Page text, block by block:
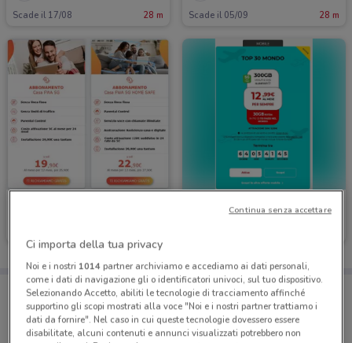
Scade il 17/08 28 m Scade il 05/09 28 m
Iliad
Porta DoveConviene sempre con te!
Puoi trovare le migliori offerte dei negozi vicino a te,
salvarle e creare la tua lista del risparmio, comodamente
dal tuo cellulare.
Ci importa della tua privacy
Noi e i nostri 1014partner archiviamo e accediamo ai dati personali,
come i dati di navigazione gli o identificatori univoci, sul tuo dispositivo.
Selezionando Accetto, abiliti le tecnologie di tracciamento affinché
supportino gli scopi mostrati alla voce "Noi e i nostri partner trattiamo i
dati da fornire". Nel caso in cui queste tecnologie dovessero essere
disabilitate, alcuni contenuti e annunci visualizzati potrebbero non
Continua senza accettare